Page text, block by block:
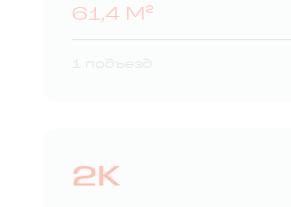
61,4 М²
1 подъезд
2К